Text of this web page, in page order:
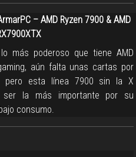
– AMD Ryzen 7900 & AMD
más poderoso que tiene AMD
aún falta unas cartas por
pero esta línea 7900 sin la X
ser la más importante por su
consumo.